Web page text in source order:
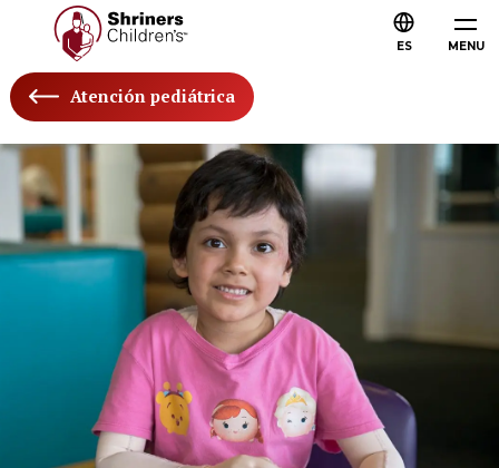
MENU
ES
Atención pediátrica